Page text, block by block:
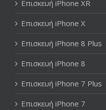
Επισκευή iPhone XR
Επισκευή iPhone X
Επισκευή iPhone 8 Plus
Επισκευή iPhone 8
Επισκευή iPhone 7 Plus
Επισκευή iPhone 7